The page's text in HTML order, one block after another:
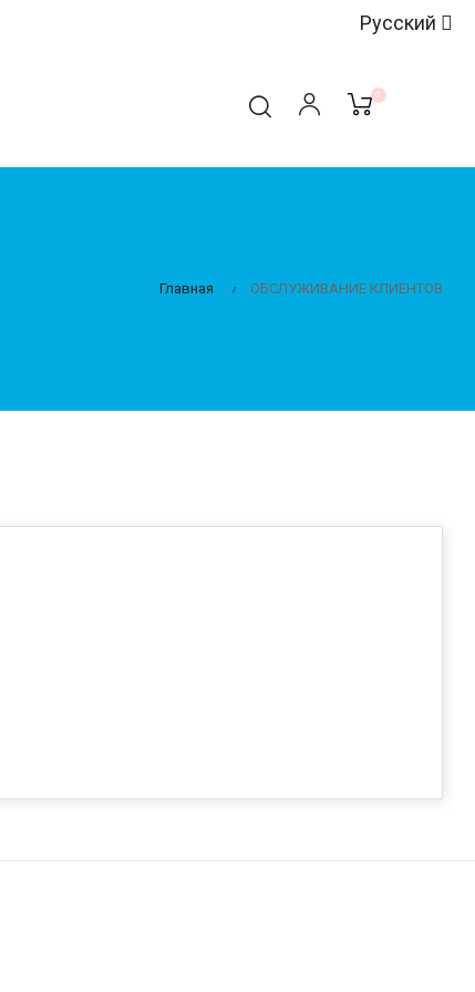
Русский
0
Главная ОБСЛУЖИВАНИЕ КЛИЕНТОВ